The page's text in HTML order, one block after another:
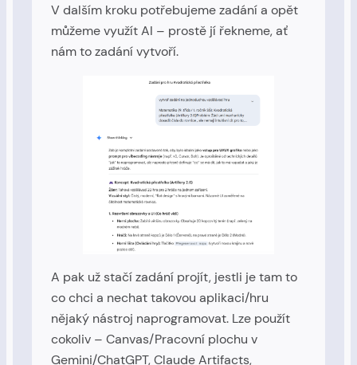
V dalším kroku potřebujeme zadání a opět
můžeme využít AI – prostě jí řekneme, ať
nám to zadání vytvoří.
A pak už stačí zadání projít, jestli je tam to
co chci a nechat takovou aplikaci/hru
nějaký nástroj naprogramovat. Lze použít
cokoliv – Canvas/Pracovní plochu v
Gemini/ChatGPT, Claude Artifacts,